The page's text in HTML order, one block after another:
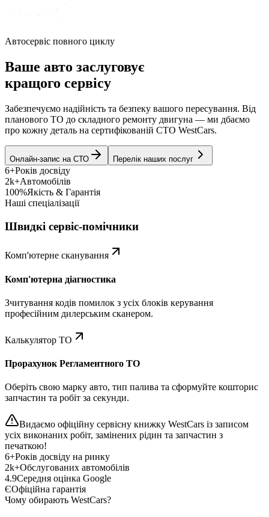
Автосервіс повного циклу
Ваше авто заслуговує
кращого сервісу
Забезпечуємо надійність та безпеку вашого пересування. Від
планового ТО до складного ремонту двигуна — ми дбаємо
про кожну деталь на сертифікованій СТО WestCars.
Онлайн-запис на СТО Перелік наших послуг
6+Років досвіду
2k+Автомобілів
100%Якість & Гарантія
Наші спеціалізації
Швидкі сервіс-помічники
Комп'ютерне сканування
Комп'ютерна діагностика
Зчитування кодів помилок з усіх блоків керування
професійним дилерським сканером.
Калькулятор ТО
Прорахунок Регламентного ТО
Оберіть свою марку авто, тип палива та сформуйте кошторис
запчастин та робіт за секунди.
Видаємо офіційну сервісну книжку WestCars із записом
усіх виконаних робіт, замінених рідин та запчастин з
печаткою!
6+Років досвіду на ринку
2k+Обслугованих автомобілів
4.9Середня оцінка Google
ЄОфіційна гарантія
Чому обирають WestCars?